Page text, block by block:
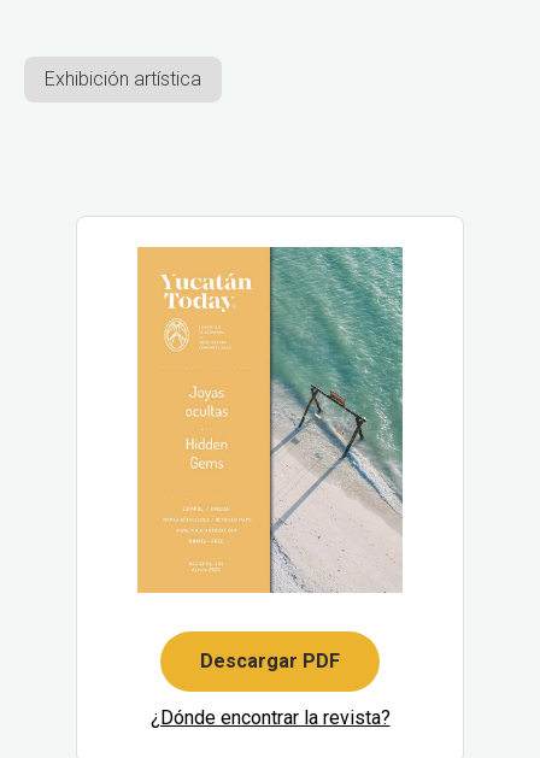
Exhibición artística
Descargar PDF
¿Dónde encontrar la revista?